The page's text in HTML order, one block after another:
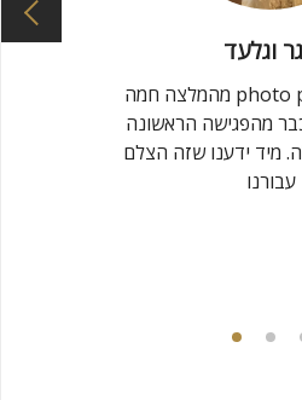
וגלעד
הגענו ל photo power מהמלצה חמה
מהפגישה הראשונה
מיד ידענו שזה הצלם
עבורנו